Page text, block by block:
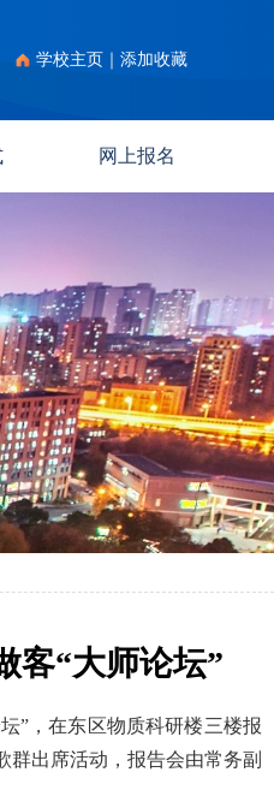
学校主页 添加收藏
网上报名
客“大师论坛”
”，在东区物质科研楼三楼报
群出席活动，报告会由常务副